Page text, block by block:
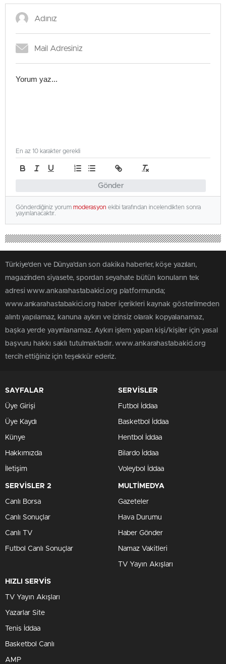
Gönder
En az 10 karakter gerekli
Gönderdiğiniz yorum moderasyon ekibi tarafından incelendikten sonra
yayınlanacaktır.
Türkiye'den ve Dünya’dan son dakika haberler, köşe yazıları,
magazinden siyasete, spordan seyahate bütün konuların tek
adresi www.ankarahastabakici.org platformunda;
www.ankarahastabakici.org haber içerikleri kaynak gösterilmeden
alıntı yapılamaz, kanuna aykırı ve izinsiz olarak kopyalanamaz,
başka yerde yayınlanamaz. Aykırı işlem yapan kişi/kişiler için yasal
başvuru hakkı saklı tutulmaktadır. www.ankarahastabakici.org
tercih ettiğiniz için teşekkür ederiz.
SAYFALAR
Üye Girişi
Üye Kaydı
Künye
Hakkımızda
İletişim
SERVİSLER
Futbol İddaa
Basketbol İddaa
Hentbol İddaa
Bilardo İddaa
Voleybol İddaa
SERVİSLER 2
Canlı Borsa
Canlı Sonuçlar
Canlı TV
Futbol Canlı Sonuçlar
MULTİMEDYA
Gazeteler
Hava Durumu
Haber Gönder
Namaz Vakitleri
TV Yayın Akışları
HIZLI SERVİS
TV Yayın Akışları
Yazarlar Site
Tenis İddaa
Basketbol Canlı
AMP